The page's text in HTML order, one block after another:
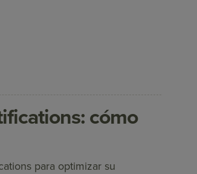
cómo
para optimizar su